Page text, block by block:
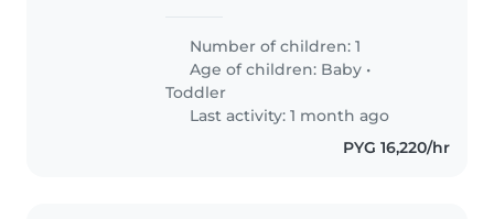
con mascotas y tareas del hogar.
Persona amigable y paciente,
con experiencia..
Number of children: 1
Age of children: Baby •
Toddler
Last activity: 1 month ago
PYG 16,220/hr